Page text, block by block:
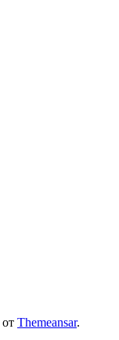
от Themeansar.